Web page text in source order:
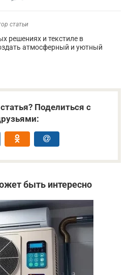
статьи
решениях и текстиле в
атмосферный и уютный
Поделиться с
быть интересно